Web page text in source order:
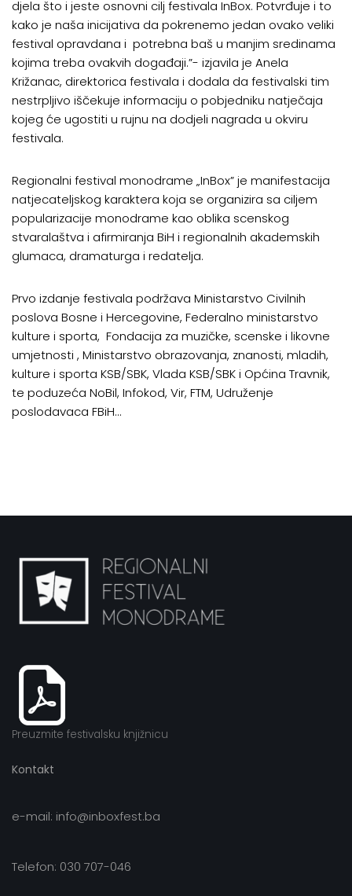
djela što i jeste osnovni cilj festivala InBox. Potvrđuje i to
kako je naša inicijativa da pokrenemo jedan ovako veliki
festival opravdana i potrebna baš u manjim sredinama
kojima treba ovakvih događaji.”- izjavila je Anela
Križanac, direktorica festivala i dodala da festivalski tim
nestrpljivo iščekuje informaciju o pobjedniku natječaja
kojeg će ugostiti u rujnu na dodjeli nagrada u okviru
festivala.
Regionalni festival monodrame „InBox” je manifestacija
natjecateljskog karaktera koja se organizira sa ciljem
popularizacije monodrame kao oblika scenskog
stvaralaštva i afirmiranja BiH i regionalnih akademskih
glumaca, dramaturga i redatelja.
Prvo izdanje festivala podržava Ministarstvo Civilnih
poslova Bosne i Hercegovine, Federalno ministarstvo
kulture i sporta, Fondacija za muzičke, scenske i likovne
umjetnosti , Ministarstvo obrazovanja, znanosti, mladih,
kulture i sporta KSB/SBK, Vlada KSB/SBK i Općina Travnik,
te poduzeća NoBil, Infokod, Vir, FTM, Udruženje
poslodavaca FBiH…
Preuzmite festivalsku knjižnicu
Kontakt
e-mail: info@inboxfest.ba
Telefon: 030 707-046